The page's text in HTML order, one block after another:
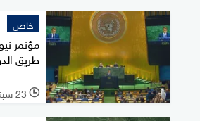
خاص
مؤتمر
طريق
l 23 سبتمبر 2025